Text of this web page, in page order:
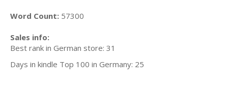
Word Count: 57300
Sales info:
Best rank in German store: 31
Days in kindle Top 100 in Germany: 25